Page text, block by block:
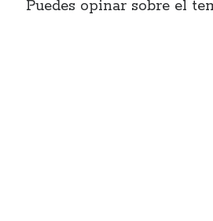
Puedes opinar sobre el